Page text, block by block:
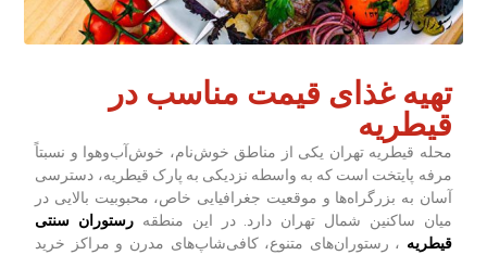
تهیه غذای قیمت مناسب در
قیطریه
محله قیطریه تهران یکی از مناطق خوش‌نام، خوش‌آب‌وهوا و نسبتاً
مرفه پایتخت است که به واسطه نزدیکی به پارک قیطریه، دسترسی
آسان به بزرگراه‌ها و موقعیت جغرافیایی خاص، محبوبیت بالایی در
میان ساکنین شمال تهران دارد. در این منطقه رستوران سنتی
قیطریه ، رستوران‌های متنوع، کافی‌شاپ‌های مدرن و مراکز خرید